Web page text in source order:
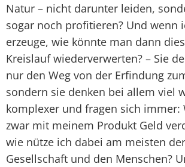
Natur – nicht darunter leiden,
sogar noch profitieren? Und wenn
erzeuge, wie könnte man dann
Kreislauf wiederverwerten? – Sie
nur den Weg von der Erfindung
sondern sie denken bei allem viel
komplexer und fragen sich immer:
zwar mit meinem Produkt Geld
wie nütze ich dabei am meisten
Gesellschaft und den Menschen?